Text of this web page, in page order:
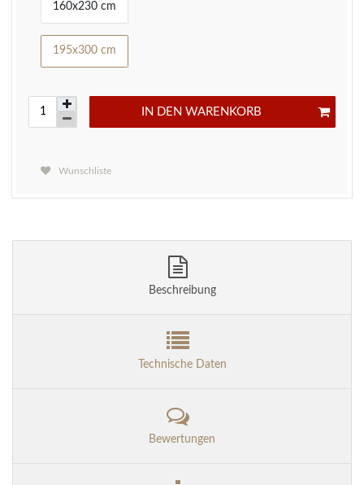
160x230 cm
195x300 cm
IN DEN WARENKORB
Wunschliste
Beschreibung
Technische Daten
Bewertungen